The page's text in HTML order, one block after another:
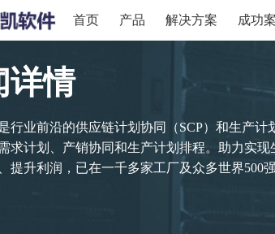
首页 产品 解决方案 成功
详情
行业前沿的供应链计划协同（SCP）和生产
求计划、产销协同和生产计划排程。助力实现
提升利润，已在一千多家工厂及众多世界500